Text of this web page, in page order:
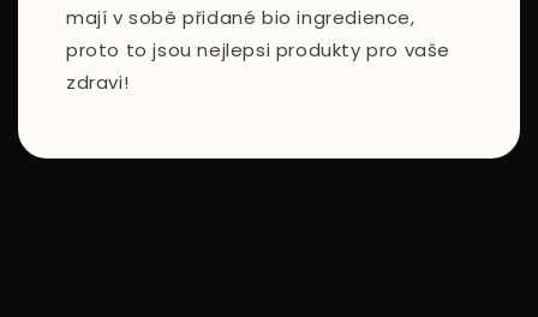
mají v sobě přidané bio ingredience,
proto to jsou nejlepsi produkty pro vaše
zdravi!